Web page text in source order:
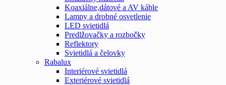
Koaxiálne,dátové a AV káble
Lampy a drobné osvetlenie
LED svietidlá
Predlžovačky a rozbočky
Reflektory
Svietidlá a čelovky
Rabalux
Interiérové svietidlá
Exteriérové svietidlá